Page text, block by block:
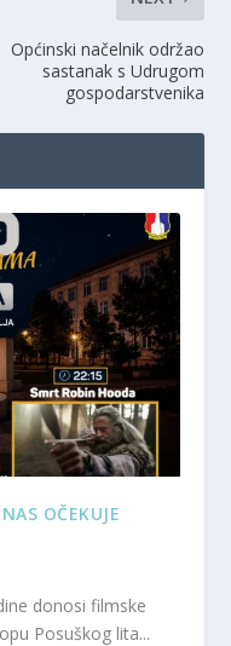
Općinski načelnik održao
sastanak s Udrugom
gospodarstvenika
OČEKUJE
donosi filmske
Posuškog lita...